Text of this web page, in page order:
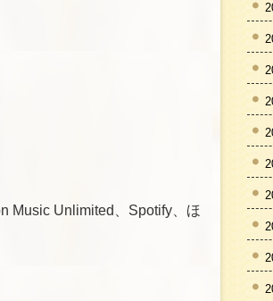
Music Unlimited、Spotify、ほ